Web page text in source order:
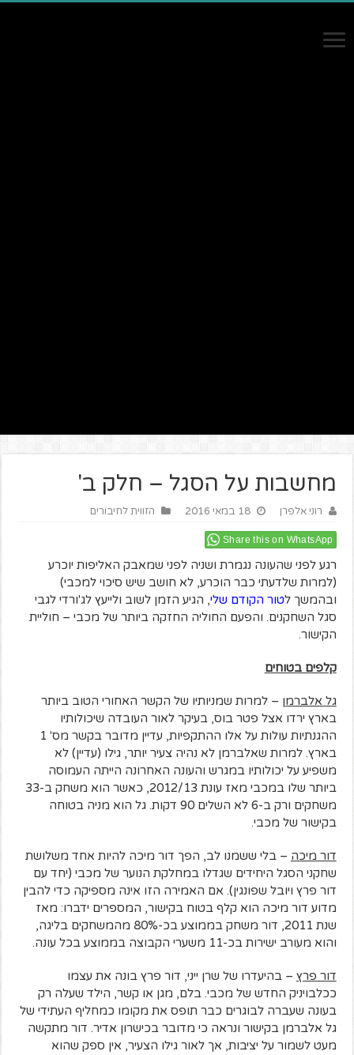
מחשבות על הסגל – חלק ב'
רוני אלפרן 18 במאי 2016 הזווית לחיבורים
Share this on WhatsApp
רגע לפני שהעונה נגמרת ושניה לפני שמאבק האליפות יוכרע
(למרות שלדעתי כבר הוכרע, לא חושב שיש סיכוי למכבי)
ובהמשך לטור הקודם שלי, הגיע הזמן לשוב ולייעץ לג'ורדי לגבי
סגל השחקנים. והפעם החוליה החזקה ביותר של מכבי – חוליית
הקישור.
קלפים בטוחים
גל אלברמן – למרות שמניותיו של הקשר האחורי הטוב ביותר
בארץ ירדו אצל פטר בוס, בעיקר לאור העובדה שיכולותיו
ההגנתיות עולות על אלו ההתקפיות, עדיין מדובר בקשר מס' 1
בארץ. למרות שאלברמן לא נהיה צעיר יותר, גילו (עדיין) לא
משפיע על יכולותיו במגרש והעונה האחרונה הייתה העמוסה
ביותר שלו במכבי מאז עונת 2012/13, כאשר הוא משחק ב-33
משחקים ורק ב-6 לא השלים 90 דקות. גל הוא מניה בטוחה
בקישור של מכבי.
דור מיכה – בלי ששמנו לב, הפך דור מיכה להיות אחד משלושת
שחקני הסגל היחידים שגדלו במחלקת הנוער של מכבי (יחד עם
דור פרץ ויובל שפונגין). אם האמירה הזו אינה מספיקה כדי להבין
מדוע דור מיכה הוא קלף בטוח בקישור, המספרים ידברו: מאז
שנת 2011, דור משחק בממוצע בכ-80% מהמשחקים בליגה,
והוא מעורב ישירות בכ-11 משערי הקבוצה בממוצע בכל עונה.
דור פרץ – בהיעדרו של שרן ייני, דור פרץ בונה את עצמו
ככלבויניק החדש של מכבי. בלם, מגן או קשר, הילד שעלה רק
בעונה שעברה לבוגרים כבר תופס את מקומו כמחליף העתידי של
גל אלברמן בקישור ונראה כי מדובר בכישרון אדיר. דור מתקשה
מעט לשמור על יציבות, אך לאור גילו הצעיר, אין ספק שהוא